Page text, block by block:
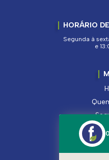
HORÁRIO
Segunda à
e